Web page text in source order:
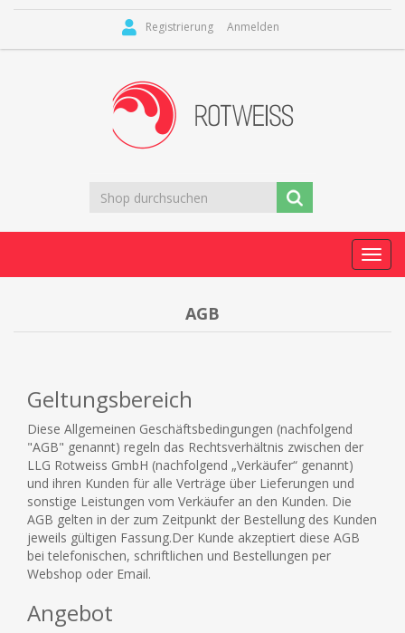
Registrierung Anmelden
AGB
Geltungsbereich
Diese Allgemeinen Geschäftsbedingungen (nachfolgend
"AGB" genannt) regeln das Rechtsverhältnis zwischen der
LLG Rotweiss GmbH (nachfolgend „Verkäufer“ genannt)
und ihren Kunden für alle Verträge über Lieferungen und
sonstige Leistungen vom Verkäufer an den Kunden. Die
AGB gelten in der zum Zeitpunkt der Bestellung des Kunden
jeweils gültigen Fassung.Der Kunde akzeptiert diese AGB
bei telefonischen, schriftlichen und Bestellungen per
Webshop oder Email.
Angebot